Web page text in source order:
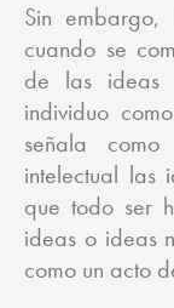
Sin embargo,
cuando se
de las ideas
individuo
señala
intelectual las
que todo ser
ideas o ideas
como un acto